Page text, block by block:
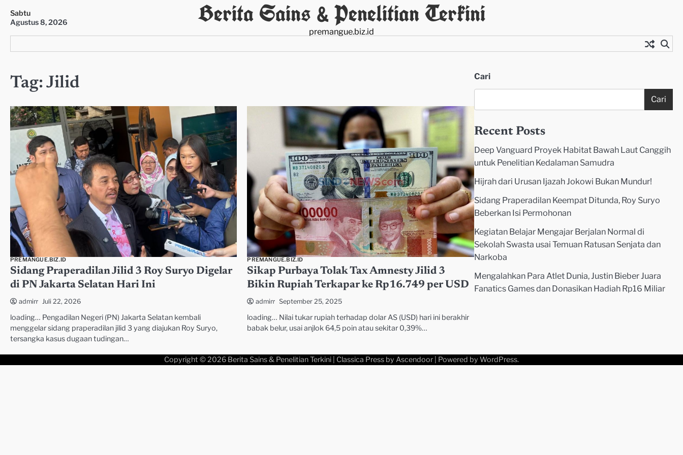
content
Sabtu
Agustus 8, 2026
Berita Sains & Penelitian Terkini
premangue.biz.id
Tag: Jilid
PREMANGUE.BIZ.ID
Sidang Praperadilan Jilid 3 Roy Suryo Digelar
di PN Jakarta Selatan Hari Ini
admin Juli 22, 2026
loading… Pengadilan Negeri (PN) Jakarta Selatan kembali
menggelar sidang praperadilan jilid 3 yang diajukan Roy Suryo,
tersangka kasus dugaan tudingan…
PREMANGUE.BIZ.ID
Sikap Purbaya Tolak Tax Amnesty Jilid 3
Bikin Rupiah Terkapar ke Rp16.749 per USD
admin September 25, 2025
loading… Nilai tukar rupiah terhadap dolar AS (USD) hari ini berakhir
babak belur, usai anjlok 64,5 poin atau sekitar 0,39%…
Cari
Cari
Recent Posts
Deep Vanguard Proyek Habitat Bawah Laut Canggih
untuk Penelitian Kedalaman Samudra
Hijrah dari Urusan Ijazah Jokowi Bukan Mundur!
Sidang Praperadilan Keempat Ditunda, Roy Suryo
Beberkan Isi Permohonan
Kegiatan Belajar Mengajar Berjalan Normal di
Sekolah Swasta usai Temuan Ratusan Senjata dan
Narkoba
Mengalahkan Para Atlet Dunia, Justin Bieber Juara
Fanatics Games dan Donasikan Hadiah Rp16 Miliar
Copyright © 2026 Berita Sains & Penelitian Terkini | Classica Press by Ascendoor | Powered by WordPress.